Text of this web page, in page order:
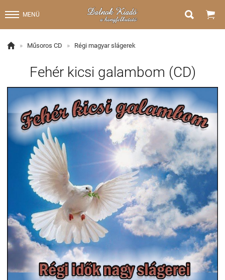
MENÜ  
 » Műsoros CD » Régi magyar slágerek
Fehér kicsi galambom (CD)